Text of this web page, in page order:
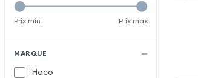
Prix min Prix max
MARQUE
Hoco